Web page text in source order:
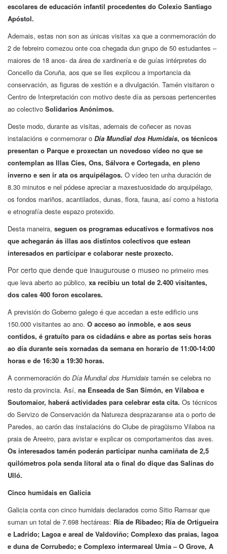
escolares de educación infantil procedentes do Colexio Santiago
Apóstol.
Ademais, estas non son as únicas visitas xa que a conmemoración do
2 de febreiro comezou onte coa chegada dun grupo de 50 estudantes –
maiores de 18 anos- da área de xardinería e de guías intérpretes do
Concello da Coruña, aos que se lles explicou a importancia da
conservación, as figuras de xestión e a divulgación. Tamén visitaron o
Centro de Interpretación con motivo deste día as persoas pertencentes
ao colectivo Solidarios Anónimos.
Deste modo, durante as visitas, ademais de coñecer as novas
instalacións e conmemorar o Día Mundial dos Humidais, os técnicos
presentan o Parque e proxectan un novedoso vídeo no que se
contemplan as Illas Cíes, Ons, Sálvora e Cortegada, en pleno
inverno e sen ir ata os arquipélagos. O vídeo ten unha duración de
8.30 minutos e nel pódese apreciar a maxestuosidade do arquipélago,
os fondos mariños, acantilados, dunas, flora, fauna, así como a historia
e etnografía deste espazo protexido.
Desta maneira, seguen os programas educativos e formativos nos
que achegarán ás illas aos distintos colectivos que estean
interesados en participar e colaborar neste proxecto.
Por certo que dende que inaugurouse o museo no primeiro mes
que leva aberto ao público, xa recibiu un total de 2.400 visitantes,
dos cales 400 foron escolares.
A previsión do Goberno galego é que accedan a este edificio uns
150.000 visitantes ao ano. O acceso ao inmoble, e aos seus
contidos, é gratuíto para os cidadáns e abre as portas seis horas
ao día durante seis xornadas da semana en horario de 11:00-14:00
horas e de 16:30 a 19:30 horas.
A conmemoración do Día Mundial dos Humidais tamén se celebra no
resto da provincia. Así, na Enseada de San Simón, en Vilaboa e
Soutomaior, haberá actividades para celebrar esta cita. Os técnicos
do Servizo de Conservación da Natureza desprazaranse ata o porto de
Paredes, ao carón das instalacións do Clube de piragüismo Vilaboa na
praia de Areeiro, para avistar e explicar os comportamentos das aves.
Os interesados tamén poderán participar nunha camiñata de 2,5
quilómetros pola senda litoral ata o final do dique das Salinas do
Ulló.
Cinco humidais en Galicia
Galicia conta con cinco humidais declarados como Sitio Ramsar que
suman un total de 7.698 hectáreas: Ría de Ribadeo; Ría de Ortigueira
e Ladrido; Lagoa e areal de Valdoviño; Complexo das praias, lagoa
e duna de Corrubedo; e Complexo intermareal Umia – O Grove, A